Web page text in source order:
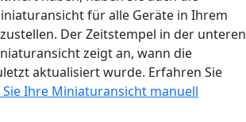
für alle Geräte in Ihrem
Der Zeitstempel in der unteren
zeigt an, wann die
aktualisiert wurde. Erfahren Sie
Sie Ihre Miniaturansicht manuell